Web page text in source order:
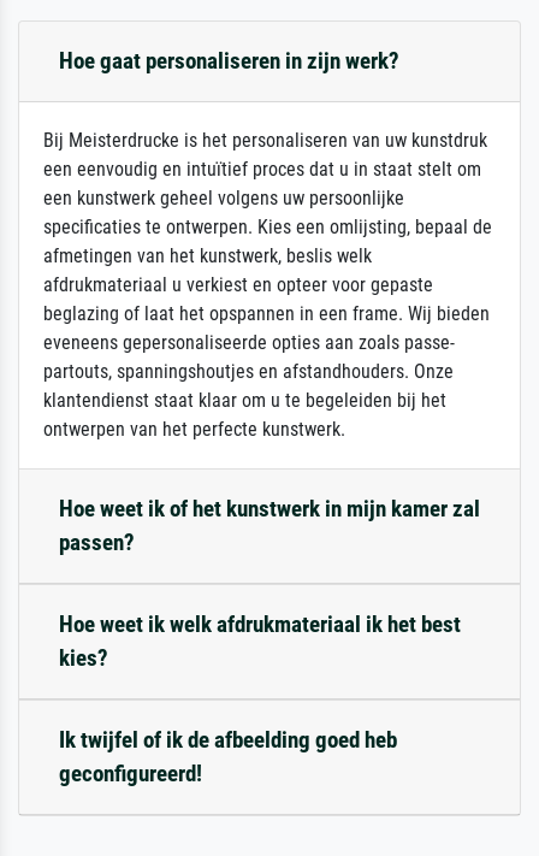
Hoe gaat personaliseren in zijn werk?
Bij Meisterdrucke is het personaliseren van uw kunstdruk
een eenvoudig en intuïtief proces dat u in staat stelt om
een kunstwerk geheel volgens uw persoonlijke
specificaties te ontwerpen. Kies een omlijsting, bepaal de
afmetingen van het kunstwerk, beslis welk
afdrukmateriaal u verkiest en opteer voor gepaste
beglazing of laat het opspannen in een frame. Wij bieden
eveneens gepersonaliseerde opties aan zoals passe-
partouts, spanningshoutjes en afstandhouders. Onze
klantendienst staat klaar om u te begeleiden bij het
ontwerpen van het perfecte kunstwerk.
Hoe weet ik of het kunstwerk in mijn kamer zal
passen?
Hoe weet ik welk afdrukmateriaal ik het best
kies?
Ik twijfel of ik de afbeelding goed heb
geconfigureerd!